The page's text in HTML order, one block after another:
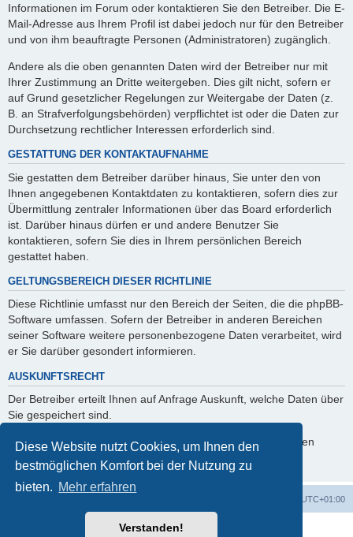
Diese Website nutzt Cookies, um Ihnen den
bestmöglichen Komfort bei der Nutzung zu
bieten. Mehr erfahren
Verstanden!
Informationen im Forum oder kontaktieren Sie den Betreiber. Die E-
Mail-Adresse aus Ihrem Profil ist dabei jedoch nur für den Betreiber
und von ihm beauftragte Personen (Administratoren) zugänglich.
Andere als die oben genannten Daten wird der Betreiber nur mit
Ihrer Zustimmung an Dritte weitergeben. Dies gilt nicht, sofern er
auf Grund gesetzlicher Regelungen zur Weitergabe der Daten (z.
B. an Strafverfolgungsbehörden) verpflichtet ist oder die Daten zur
Durchsetzung rechtlicher Interessen erforderlich sind.
GESTATTUNG DER KONTAKTAUFNAHME
Sie gestatten dem Betreiber darüber hinaus, Sie unter den von
Ihnen angegebenen Kontaktdaten zu kontaktieren, sofern dies zur
Übermittlung zentraler Informationen über das Board erforderlich
ist. Darüber hinaus dürfen er und andere Benutzer Sie
kontaktieren, sofern Sie dies in Ihrem persönlichen Bereich
gestattet haben.
GELTUNGSBEREICH DIESER RICHTLINIE
Diese Richtlinie umfasst nur den Bereich der Seiten, die die phpBB-
Software umfassen. Sofern der Betreiber in anderen Bereichen
seiner Software weitere personenbezogene Daten verarbeitet, wird
er Sie darüber gesondert informieren.
AUSKUNFTSRECHT
Der Betreiber erteilt Ihnen auf Anfrage Auskunft, welche Daten über
Sie gespeichert sind.
Sie können jederzeit die Löschung bzw. Sperrung Ihrer Daten
verlangen. Kontaktieren Sie hierzu bitte den Betreiber.
UTC+01:00
Powered byphpBB® Forum Software © phpBB Limited